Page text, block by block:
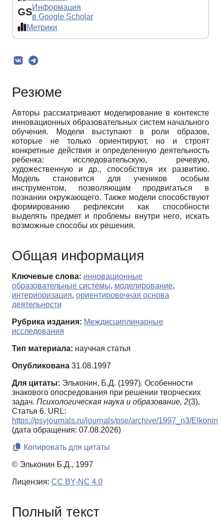
GSИнформация
в Google Scholar
Метрики
Резюме
Авторы рассматривают моделирование в контексте
инновационных образовательных систем начального
обучения. Модели выступают в роли образов,
которые не только ориентируют, но и строят
конкретные действия и определенную деятельность
ребенка: исследовательскую, речевую,
художественную и др., способствуя их развитию.
Модель становится для учеников особым
инструментом, позволяющим продвигаться в
познании окружающего. Также модели способствуют
формированию рефлексии как способности
выделять предмет и проблемы внутри него, искать
возможные способы их решения.
Общая информация
Ключевые слова: инновационные
образовательные системы, моделирование,
интериоризация, ориентировочная основа
деятельности
Рубрика издания: Междисциплинарные
исследования
Тип материала: научная статья
Опубликована 31.08.1997
Для цитаты: Эльконин, Б.Д. (1997). Особенности
знакового опосредования при решении творческих
задач. Психологическая наука и образование, 2(3),
Статья 6. URL:
https://psyjournals.ru/journals/pse/archive/1997_n3/Elkonin
(дата обращения: 07.08.2026)
Копировать для цитаты
© Эльконин Б.Д., 1997
Лицензия: CC BY-NC 4.0
Полный текст